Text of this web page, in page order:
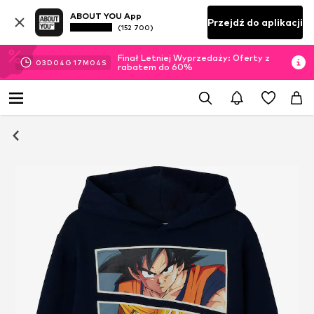
ABOUT YOU App
(152 700) Przejdź do aplikacji
03D 04 G 17M 04 S
Finał Letniej Wyprzedaży: Oferty z
rabatem do 60%